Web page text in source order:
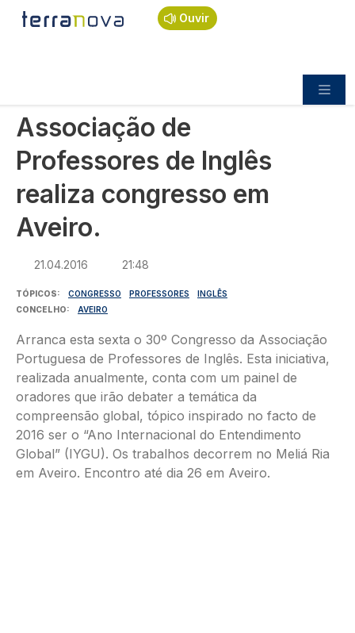
Passar para o conteúdo principal
Ouvir
Navegação estrutural
Início
Sociedade
Associação de Professores de Inglês realiza
Associação de
Professores de Inglês
realiza congresso em
Aveiro.
21.04.2016 21:48
TÓPICOS CONGRESSO PROFESSORES
INGLÊS
CONCELHO
AVEIRO
Arranca esta sexta o 30º Congresso da Associação
Portuguesa de Professores de Inglês. Esta iniciativa,
realizada anualmente, conta com um painel de
oradores que irão debater a temática da
compreensão global, tópico inspirado no facto de
2016 ser o “Ano Internacional do Entendimento
Global” (IYGU). Os trabalhos decorrem no Meliá Ria
em Aveiro. Encontro até dia 26 em Aveiro.